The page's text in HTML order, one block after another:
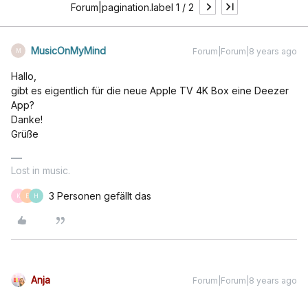
Forum|pagination.label 1 / 2
M MusicOnMyMind Forum|Forum|8 years ago
Hallo,
gibt es eigentlich für die neue Apple TV 4K Box eine Deezer
App?
Danke!
Grüße
Lost in music.
K E H 3 Personen gefällt das
Anja Forum|Forum|8 years ago